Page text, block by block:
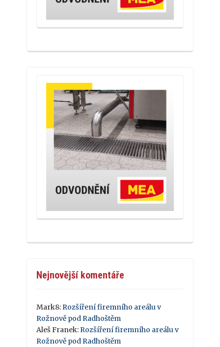
Nejnovější komentáře
Mark8: Rozšíření firemního areálu v
Rožnově pod Radhoštěm
Aleš Franek: Rozšíření firemního areálu v
Rožnově pod Radhoštěm